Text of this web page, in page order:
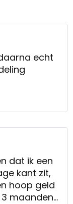
echt
dat ik een
kant zit,
hoop geld
maanden